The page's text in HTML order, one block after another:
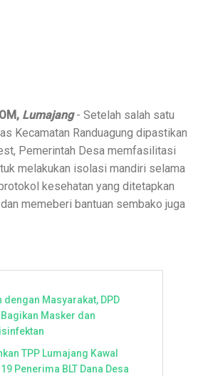
Lumajang- Setelah salah satu
Kecamatan Randuagung dipastikan
Pemerintah Desa memfasilitasi
melakukan isolasi mandiri selama
kesehatan yang ditetapkan
memeberi bantuan sembako juga
dengan Masyarakat, DPD
Masker dan
TPP Lumajang Kawal
Penerima BLT Dana Desa